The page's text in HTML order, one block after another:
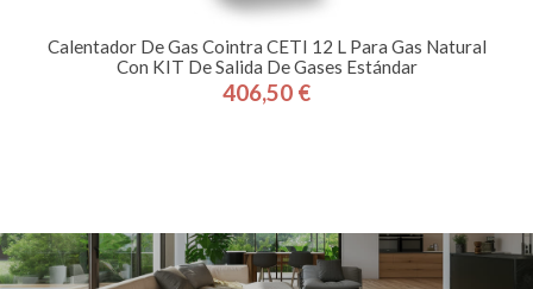
Calentador De Gas Cointra CETI 12 L Para Gas Natural
Con KIT De Salida De Gases Estándar
Precio
406,50 €